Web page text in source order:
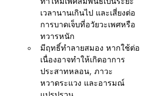
เวลานานเกินไป และเสี่ยงต่อ
การบาดเจ็บที่อวัยวะเพศหรือ
ทวารหนัก
มีฤทธิ์ทำลายสมอง หากใช้ต่อ
เนื่องอาจทำให้เกิดอาการ
ประสาทหลอน, ภาวะ
หวาดระแวง และอารมณ์